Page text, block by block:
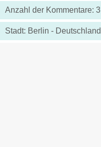
Anzahl der Kommentare: 3
Stadt: Berlin - Deutschland